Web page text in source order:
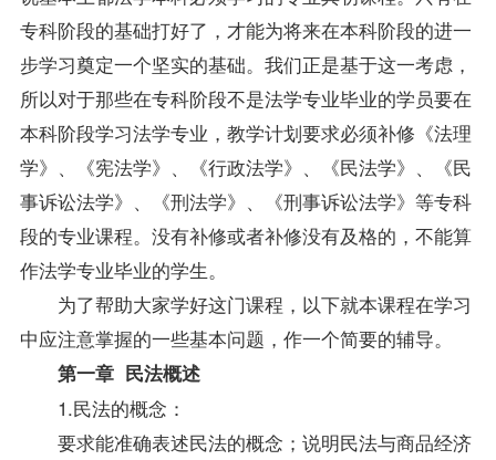
专科阶段的基础打好了，才能为将来在本科阶段的进一
步学习奠定一个坚实的基础。我们正是基于这一考虑，
所以对于那些在专科阶段不是法学专业毕业的学员要在
本科阶段学习法学专业，教学计划要求必须补修《法理
学》、《宪法学》、《行政法学》、《民法学》、《民
事诉讼法学》、《刑法学》、《刑事诉讼法学》等专科
段的专业课程。没有补修或者补修没有及格的，不能算
作法学专业毕业的学生。
为了帮助大家学好这门课程，以下就本课程在学习
中应注意掌握的一些基本问题，作一个简要的辅导。
第一章 民法概述
1.民法的概念：
要求能准确表述民法的概念；说明民法与商品经济